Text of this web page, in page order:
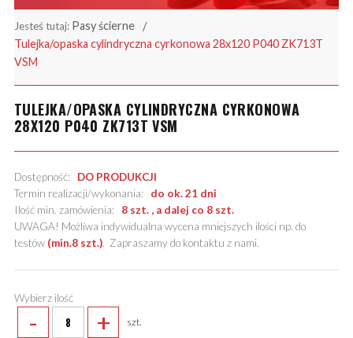
Jesteś tutaj: Pasy ścierne
Tulejka/opaska cylindryczna cyrkonowa 28x120 P040 ZK713T
VSM
TULEJKA/OPASKA CYLINDRYCZNA CYRKONOWA
28X120 P040 ZK713T VSM
Dostępność: DO PRODUKCJI
Termin realizacji/wykonania: do ok. 21 dni
Ilość min. zamówienia: 8 szt. , a dalej co 8 szt.
UWAGA! Możliwa indywidualna wycena mniejszych ilości np. do
testów (min.8 szt.). Zapraszamy do kontaktu z nami.
Wybierz ilość
- + szt.